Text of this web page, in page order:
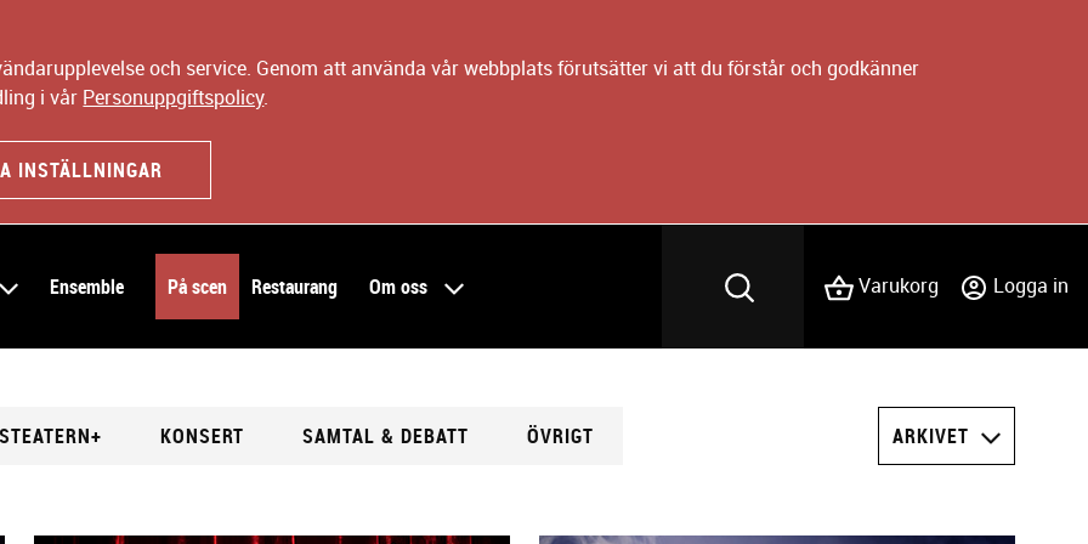
och service. Genom att använda vår webbplats förutsätter vi att du förstår och godkänner
i vår Personuppgiftspolicy.
INSTÄLLNINGAR
Varukorg Logga in
Ensemble På scen Restaurang Om oss
ARKIVET
KONSERT SAMTAL & DEBATT ÖVRIGT